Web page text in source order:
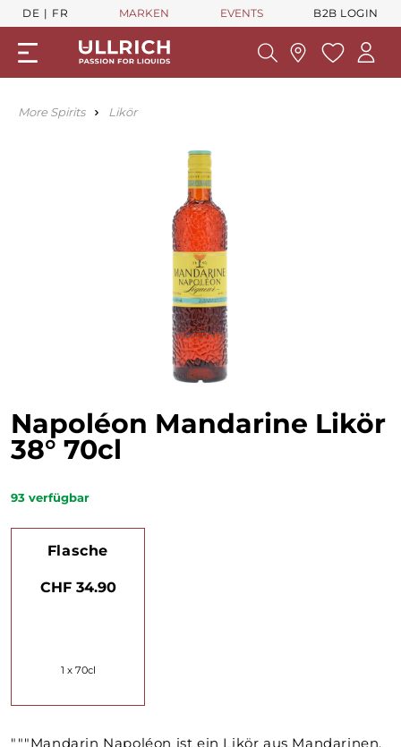
DE FR MARKEN EVENTS B2B LOGIN
More Spirits Likör
Napoléon Mandarine Likör
38° 70cl
93 verfügbar
Flasche
CHF 34.90
1 x 70cl
"""Mandarin Napoléon ist ein Likör aus Mandarinen.